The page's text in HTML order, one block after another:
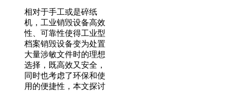
相对于手工或是碎纸
机，工业销毁设备高效
性、可靠性使得工业型
档案销毁设备变为处置
大量涉敏文件时的理想
选择，既高效又安全，
同时也考虑了环保和使
用的便捷性，本文探讨